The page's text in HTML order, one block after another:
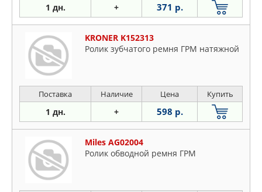
1 дн. + 371 р.
KRONER K152313
Ролик зубчатого ремня ГРМ натяжной
Поставка Наличие Цена Купить
1 дн. + 598 р.
Miles AG02004
Ролик обводной ремня ГРМ